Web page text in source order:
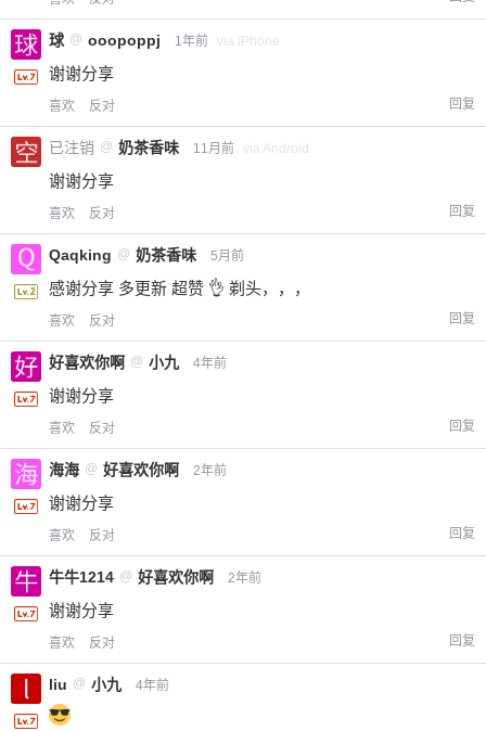
球 @ ooopoppj 1年前 via iPhone
谢谢分享
喜欢 反对 回复
已注销 @ 奶茶香味 11月前 via Android
谢谢分享
喜欢 反对 回复
Qaqking @ 奶茶香味 5月前
感谢分享 多更新 超赞 👌 剃头，，，
喜欢 反对 回复
好喜欢你啊 @ 小九 4年前
谢谢分享
喜欢 反对 回复
海海 @ 好喜欢你啊 2年前
谢谢分享
喜欢 反对 回复
牛牛1214 @ 好喜欢你啊 2年前
谢谢分享
喜欢 反对 回复
liu @ 小九 4年前